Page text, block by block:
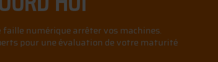
faille numérique arrêter vos machines.
pour une évaluation de votre maturité